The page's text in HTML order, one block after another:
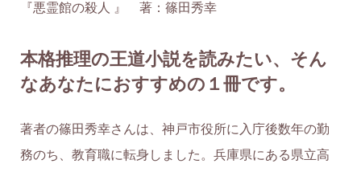
『悪霊館の殺人 』 著：篠田秀幸
本格推理の王道小説を読みたい、そん
なあなたにおすすめの１冊です。
著者の篠田秀幸さんは、神戸市役所に入庁後数年の勤
務のち、教育職に転身しました。兵庫県にある県立高